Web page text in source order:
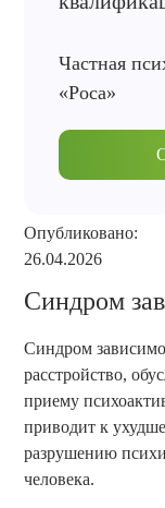
Опубликовано:
26.04.2026
Синдром
Синдром
расстройство,
приему
приводит к
разрушению
человека.
Частная
«Роса»